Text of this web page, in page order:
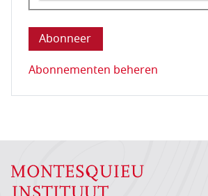
Deze vraag is om te
Abonnementen beheren